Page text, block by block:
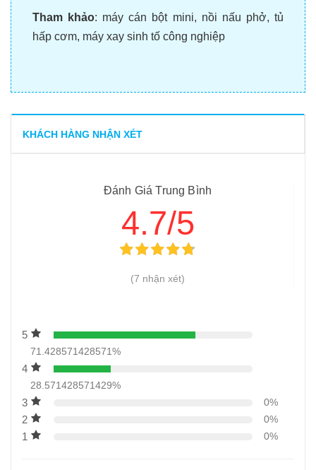
Tham khảo: máy cán bột mini, nồi nấu phở,tủ
hấp cơm, máy xay sinh tố công nghiệp
KHÁCH HÀNG NHẬN XÉT
Đánh Giá Trung Bình
4.7/5
(7 nhận xét)
5
71.428571428571%
4
28.571428571429%
3 0%
2 0%
1 0%